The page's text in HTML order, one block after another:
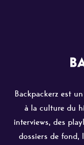
Backpackerz est
à la culture du
interviews, des
dossiers de fond,